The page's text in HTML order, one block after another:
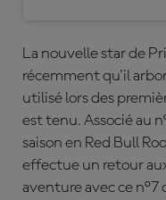
La nouvelle star de
récemment qu'il
utilisé lors des
est tenu. Associé au
saison en Red Bull
effectue un retour
aventure avec ce n°7